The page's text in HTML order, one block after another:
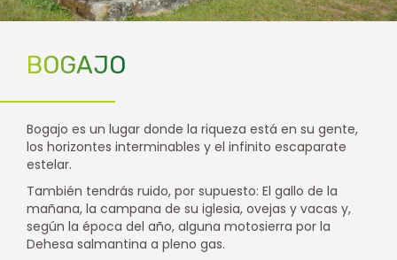
BOGAJO
Bogajo es un lugar donde la riqueza está en su gente,
los horizontes interminables y el infinito escaparate
estelar.
También tendrás ruido, por supuesto: El gallo de la
mañana, la campana de su iglesia, ovejas y vacas y,
según la época del año, alguna motosierra por la
Dehesa salmantina a pleno gas.